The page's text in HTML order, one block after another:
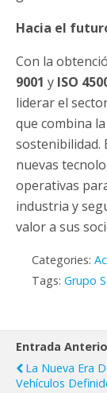
Hacia el
Con la
9001 y ISO
liderar el
que combina
sostenibilidad.
nuevas
operativas
industria y
valor a sus
Categories:
Tags: Grupo
Entrada
La Nueva Era
Vehículos